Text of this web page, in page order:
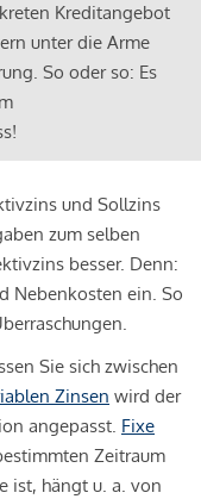
Kreditangebot
unter die Arme
So oder so: Es
und Sollzins
zum selben
besser. Denn:
Nebenkosten ein. So
Sie sich zwischen
Zinsen wird der
angepasst. Fixe
Zeitraum
ist, hängt u. a. von